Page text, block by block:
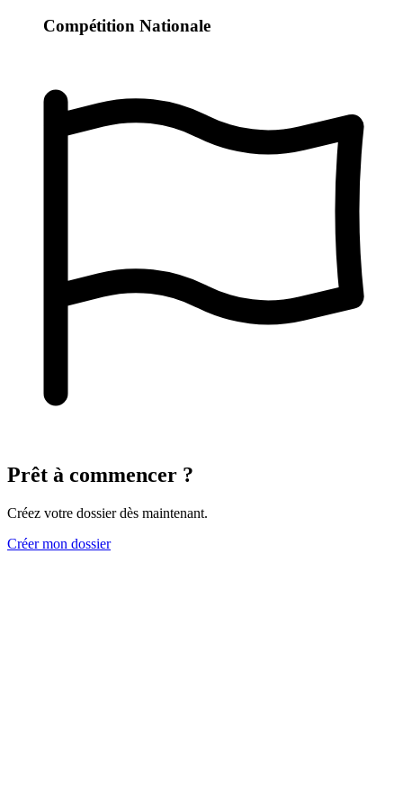
Compétition Nationale
Prêt à commencer ?
Créez votre dossier dès maintenant.
Créer mon dossier